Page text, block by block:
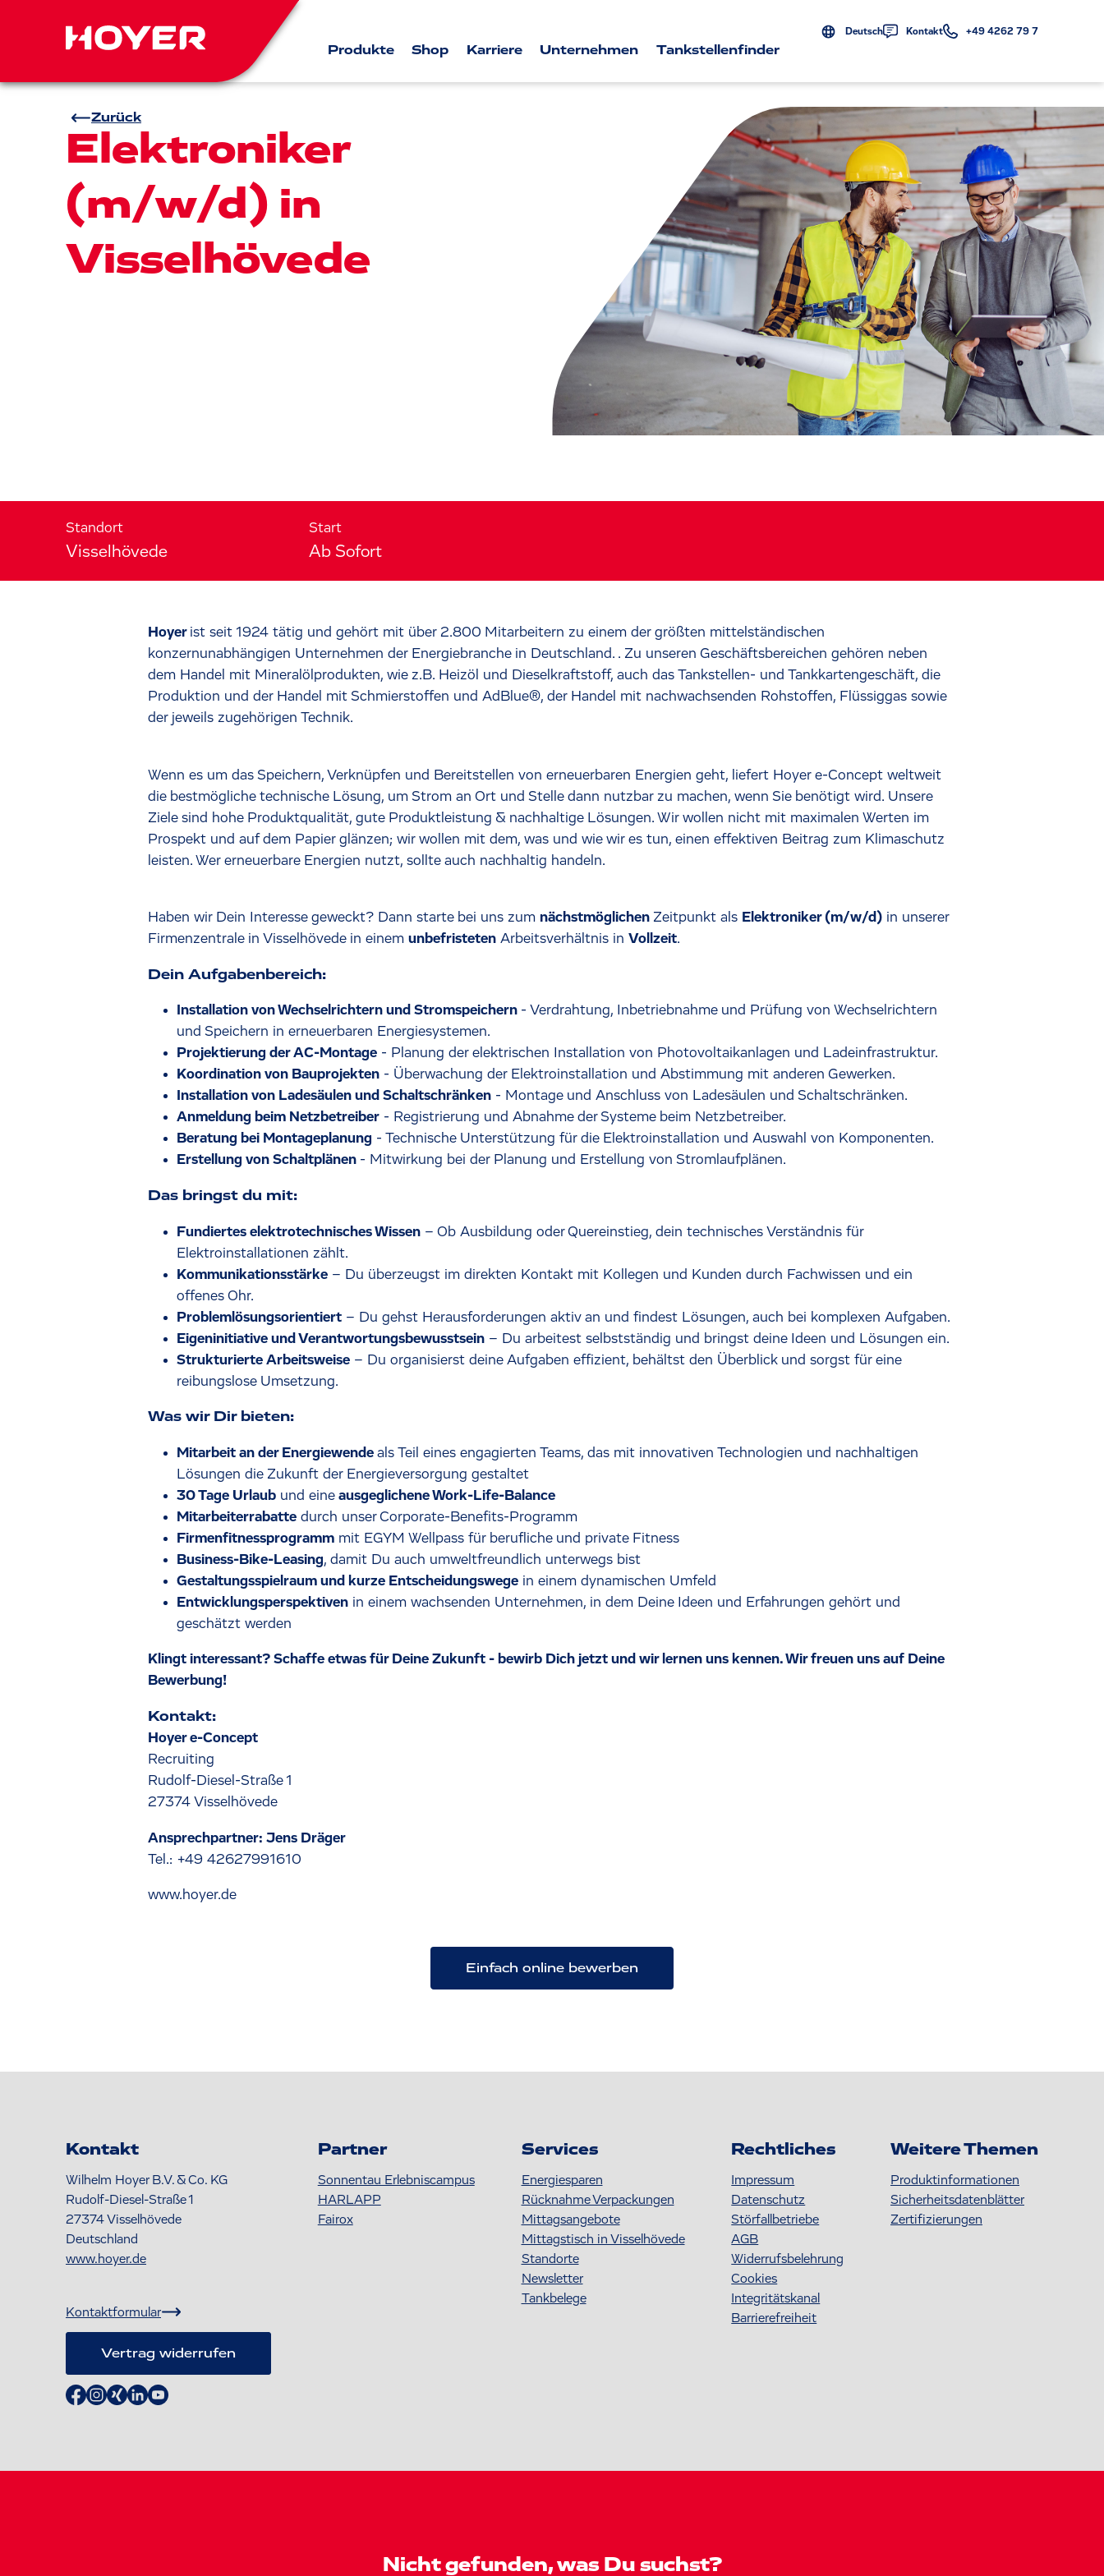
Deutsch Kontakt +49 4262 79 7
Produkte Shop Karriere Unternehmen Tankstellenfinder
Zurück
Elektroniker
(m/w/d) in
Visselhövede
Standort
Visselhövede
Start
Ab Sofort
Hoyer ist seit 1924 tätig und gehört mit über 2.800 Mitarbeitern zu einem der größten mittelständischen
konzernunabhängigen Unternehmen der Energiebranche in Deutschland. . Zu unseren Geschäftsbereichen gehören neben
dem Handel mit Mineralölprodukten, wie z.B. Heizöl und Dieselkraftstoff, auch das Tankstellen- und Tankkartengeschäft, die
Produktion und der Handel mit Schmierstoffen und AdBlue®, der Handel mit nachwachsenden Rohstoffen, Flüssiggas sowie
der jeweils zugehörigen Technik.
Wenn es um das Speichern, Verknüpfen und Bereitstellen von erneuerbaren Energien geht, liefert Hoyer e-Concept weltweit
die bestmögliche technische Lösung, um Strom an Ort und Stelle dann nutzbar zu machen, wenn Sie benötigt wird. Unsere
Ziele sind hohe Produktqualität, gute Produktleistung & nachhaltige Lösungen. Wir wollen nicht mit maximalen Werten im
Prospekt und auf dem Papier glänzen; wir wollen mit dem, was und wie wir es tun, einen effektiven Beitrag zum Klimaschutz
leisten. Wer erneuerbare Energien nutzt, sollte auch nachhaltig handeln.
Haben wir Dein Interesse geweckt? Dann starte bei uns zum nächstmöglichen Zeitpunkt als Elektroniker (m/w/d) in unserer
Firmenzentrale in Visselhövede in einem unbefristeten Arbeitsverhältnis in Vollzeit.
Dein Aufgabenbereich:
Installation von Wechselrichtern und Stromspeichern - Verdrahtung, Inbetriebnahme und Prüfung von Wechselrichtern
und Speichern in erneuerbaren Energiesystemen.
Projektierung der AC-Montage - Planung der elektrischen Installation von Photovoltaikanlagen und Ladeinfrastruktur.
Koordination von Bauprojekten - Überwachung der Elektroinstallation und Abstimmung mit anderen Gewerken.
Installation von Ladesäulen und Schaltschränken - Montage und Anschluss von Ladesäulen und Schaltschränken.
Anmeldung beim Netzbetreiber - Registrierung und Abnahme der Systeme beim Netzbetreiber.
Beratung bei Montageplanung - Technische Unterstützung für die Elektroinstallation und Auswahl von Komponenten.
Erstellung von Schaltplänen - Mitwirkung bei der Planung und Erstellung von Stromlaufplänen.
Das bringst du mit:
Fundiertes elektrotechnisches Wissen – Ob Ausbildung oder Quereinstieg, dein technisches Verständnis für
Elektroinstallationen zählt.
Kommunikationsstärke – Du überzeugst im direkten Kontakt mit Kollegen und Kunden durch Fachwissen und ein
offenes Ohr.
Problemlösungsorientiert – Du gehst Herausforderungen aktiv an und findest Lösungen, auch bei komplexen Aufgaben.
Eigeninitiative und Verantwortungsbewusstsein – Du arbeitest selbstständig und bringst deine Ideen und Lösungen ein.
Strukturierte Arbeitsweise – Du organisierst deine Aufgaben effizient, behältst den Überblick und sorgst für eine
reibungslose Umsetzung.
Was wir Dir bieten:
Mitarbeit an der Energiewendeals Teil eines engagierten Teams, das mit innovativen Technologien und nachhaltigen
Lösungen die Zukunft der Energieversorgung gestaltet
30 Tage Urlaub und eineausgeglichene Work-Life-Balance
Mitarbeiterrabatte durch unser Corporate-Benefits-Programm
Firmenfitnessprogramm mit EGYM Wellpass für berufliche und private Fitness
Business-Bike-Leasing, damit Du auch umweltfreundlich unterwegs bist
Gestaltungsspielraum und kurze Entscheidungswege in einem dynamischen Umfeld
Entwicklungsperspektiven in einem wachsenden Unternehmen, in dem Deine Ideen und Erfahrungen gehört und
geschätzt werden
Klingt interessant? Schaffe etwas für Deine Zukunft - bewirb Dich jetzt und wir lernen uns kennen. Wir freuen uns auf Deine
Bewerbung!
Kontakt:
Hoyer e-Concept
Recruiting
Rudolf-Diesel-Straße 1
27374 Visselhövede
Ansprechpartner: Jens Dräger
Tel.: +49 42627991610
www.hoyer.de
Einfach online bewerben
Kontakt
Wilhelm Hoyer B.V. & Co. KG
Rudolf-Diesel-Straße 1
27374Visselhövede
Deutschland
www.hoyer.de
Kontaktformular
Vertrag widerrufen
Partner
Sonnentau Erlebniscampus
HARLAPP
Fairox
Services
Energiesparen
Rücknahme Verpackungen
Mittagsangebote
Mittagstisch in Visselhövede
Standorte
Newsletter
Tankbelege
Rechtliches
Impressum
Datenschutz
Störfallbetriebe
AGB
Widerrufsbelehrung
Cookies
Integritätskanal
Barrierefreiheit
Weitere Themen
Produktinformationen
S icherheitsdatenblätter
Zertifizierungen
Nicht gefunden, was Du suchst?